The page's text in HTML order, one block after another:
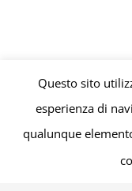
© Copyright 2010
Questo sito
esperienza di
qualunque